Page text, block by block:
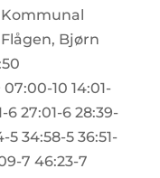
Bjørn
07:00-10 14:01-
6 27:01-6 28:39-
5 34:58-5 36:51-
7 46:23-7